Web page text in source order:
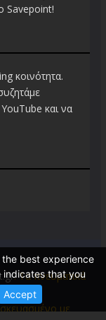
Savepoint!
κοινότητα.
και να
. Τα πνευματικά
με
best experience
indicates that you
Accept